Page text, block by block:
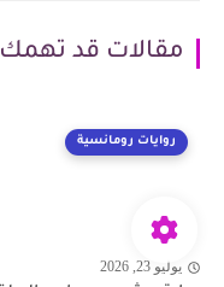
مقالات قد تهمك
روايات رومانسية
يوليو 23, 2026